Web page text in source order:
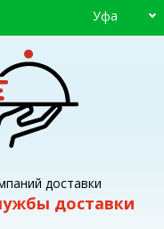
доставки
доставки
Уфа